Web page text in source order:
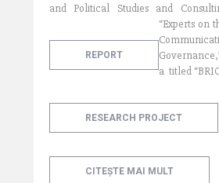
and Political Studies and
REPORT
“Experts on
a
RESEARCH PROJECT
titled
CITEȘTE MAI MULT